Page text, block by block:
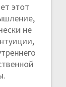
этот
не